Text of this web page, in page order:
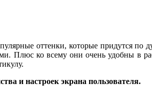
оттенки, которые придутся по
Плюс ко всему они очень удобны в
и настроек экрана пользователя.